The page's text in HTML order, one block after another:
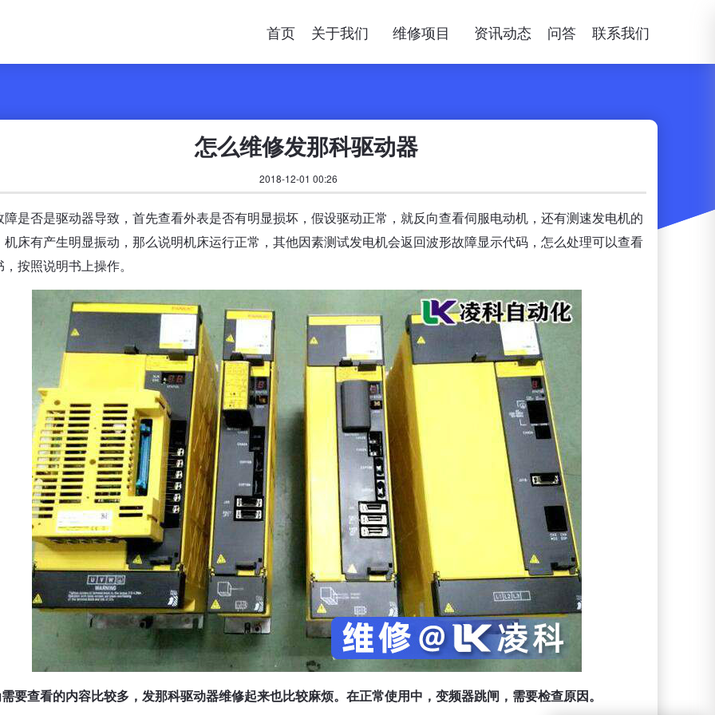
首页 关于我们 维修项目 资讯动态 问答 联系我们
怎么维修发那科驱动器
2018-12-01 00:26
障是否是驱动器导致，首先查看外表是否有明显损坏，假设驱动正常，就反向查看伺服电动机，还有测速发电机的
机床有产生明显振动，那么说明机床运行正常，其他因素测试发电机会返回波形故障显示代码，怎么处理可以查看
按照说明书上操作。
要查看的内容比较多，发那科驱动器维修起来也比较麻烦。在正常使用中，变频器跳闸，需要检查原因。